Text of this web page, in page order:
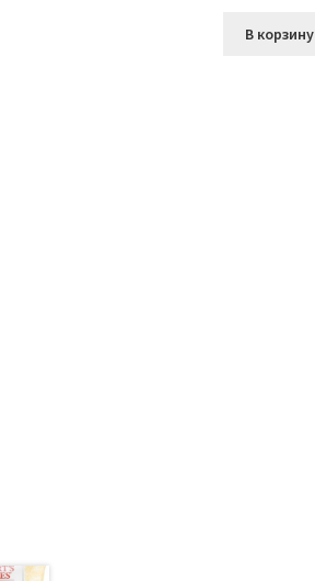
В корзину